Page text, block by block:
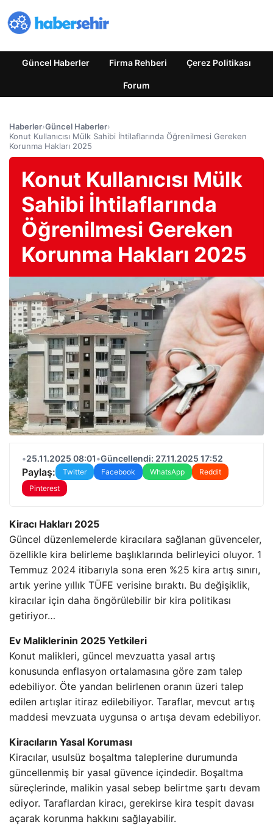
Güncel Haberler Firma Rehberi Çerez Politikası
Forum
Haberler›Güncel Haberler›
Konut Kullanıcısı Mülk Sahibi İhtilaflarında Öğrenilmesi Gereken
Korunma Hakları 2025
Konut Kullanıcısı Mülk
Sahibi İhtilaflarında
Öğrenilmesi Gereken
Korunma Hakları 2025
•25.11.2025 08:01•Güncellendi: 27.11.2025 17:52
Paylaş: Twitter Facebook WhatsApp
Reddit
Pinterest
Kiracı Hakları 2025
Güncel düzenlemelerde kiracılara sağlanan güvenceler,
özellikle kira belirleme başlıklarında belirleyici oluyor. 1
Temmuz 2024 itibarıyla sona eren %25 kira artış sınırı,
artık yerine yıllık TÜFE verisine bıraktı. Bu değişiklik,
kiracılar için daha öngörülebilir bir kira politikası
getiriyor…
Ev Maliklerinin 2025 Yetkileri
Konut malikleri, güncel mevzuatta yasal artış
konusunda enflasyon ortalamasına göre zam talep
edebiliyor. Öte yandan belirlenen oranın üzeri talep
edilen artışlar itiraz edilebiliyor. Taraflar, mevcut artış
maddesi mevzuata uygunsa o artışa devam edebiliyor.
Kiracıların Yasal Koruması
Kiracılar, usulsüz boşaltma taleplerine durumunda
güncellenmiş bir yasal güvence içindedir. Boşaltma
süreçlerinde, malikin yasal sebep belirtme şartı devam
ediyor. Taraflardan kiracı, gerekirse kira tespit davası
açarak korunma hakkını sağlayabilir.